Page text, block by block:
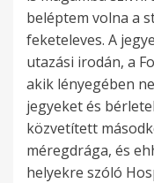
beléptem volna a
feketeleves. A
utazási irodán, a
akik lényegében
jegyeket és
közvetített
méregdrága, és
helyekre szóló